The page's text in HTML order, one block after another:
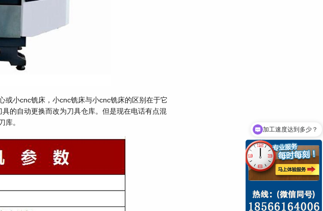
或小cnc铣床，小cnc铣床与小cnc铣床的区别在于它
的自动更换而改为刀具仓库。但是现在电话有点混
库。
多少钱一台？